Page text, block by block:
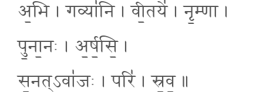
अ॒भि । गव्या॑नि । वी॒तये॑ । नृ॒म्णा ।
पु॒ना॒नः । अ॒र्ष॒सि॒ ।
स॒नत्ऽवा॑जः । परि॑ । स्र॒व॒ ॥